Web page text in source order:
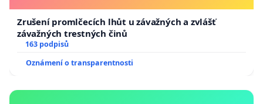
Zrušení promlčecích lhůt u závažných a zvlášť
závažných trestných činů
163 podpisů
Oznámení o transparentnosti